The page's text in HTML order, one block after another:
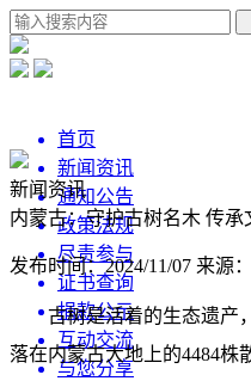
首页
新闻资讯
通知公告
政策法规
尽责参与
证书查询
捐款公示
互动交流
与您分享
新闻资讯
内蒙古：守护古树名木 传承
发布时间：2024/11/07 来源
古树是活着的生态遗产
落在内蒙古大地上的4484株